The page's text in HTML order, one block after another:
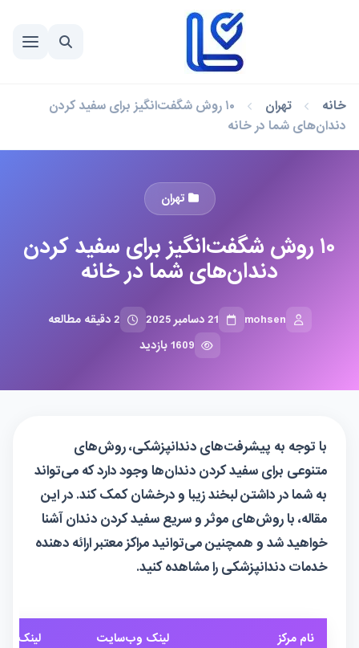
خانه تهران
۱۰ روش شگفت‌انگیز برای سفید کردن
دندان‌های شما در خانه
تهران
۱۰ روش شگفت‌انگیز برای سفید کردن
دندان‌های شما در خانه
mohsen 21 دسامبر 2025
2 دقیقه مطالعه
1609 بازدید
با توجه به پیشرفت‌های دندانپزشکی، روش‌های
متنوعی برای سفید کردن دندان‌ها وجود دارد که می‌تواند
به شما در داشتن لبخند زیبا و درخشان کمک کند. در این
مقاله، با روش‌های موثر و سریع سفید کردن دندان آشنا
خواهید شد و همچنین می‌توانید مراکز معتبر ارائه دهنده
خدمات دندانپزشکی را مشاهده کنید.
نام مرکز لینک وب‌سایت لینک